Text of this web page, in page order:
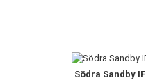
Södra Sandby IF